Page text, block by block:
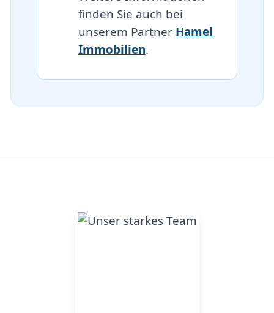
finden Sie auch bei
unserem Partner Hamel
Immobilien.